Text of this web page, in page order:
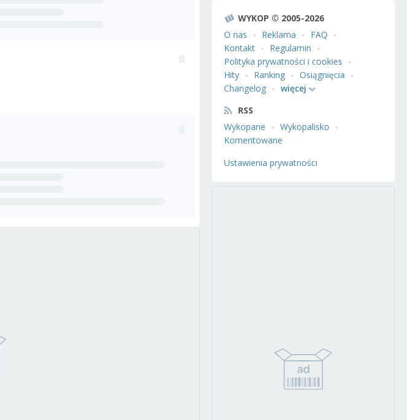
WYKOP © 2005-2026
O nas
Reklama
FAQ
Kontakt
Regulamin
Polityka prywatności i cookies
Hity
Ranking
Osiągnięcia
Changelog
więcej
RSS
Wykopane
Wykopalisko
Komentowane
Ustawienia prywatności